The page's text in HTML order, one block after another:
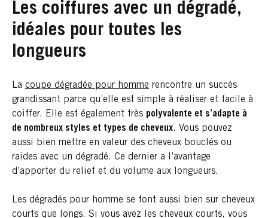
Les coiffures avec un dégradé,
idéales pour toutes les
longueurs
La coupe dégradée pour homme rencontre un succès
grandissant parce qu’elle est simple à réaliser et facile à
coiffer. Elle est également très polyvalente et s’adapte à
de nombreux styles et types de cheveux. Vous pouvez
aussi bien mettre en valeur des cheveux bouclés ou
raides avec un dégradé. Ce dernier a l’avantage
d’apporter du relief et du volume aux longueurs.
Les dégradés pour homme se font aussi bien sur cheveux
courts que longs. Si vous avez les cheveux courts, vous